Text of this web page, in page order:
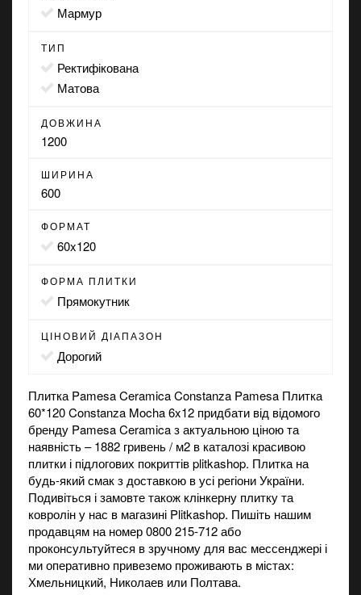
мармур
ТИП
ректифікована
матова
ДОВЖИНА
1200
ШИРИНА
600
ФОРМАТ
60x120
ФОРМА ПЛИТКИ
прямокутник
ЦІНОВИЙ ДІАПАЗОН
Дорогий
Плитка Pamesa Ceramica Constanza Pamesa Плитка
60*120 Constanza Mocha 6x12 придбати від відомого
бренду Pamesa Ceramica з актуальною ціною та
наявність – 1882 гривень / м2 в каталозі красивою
плитки і підлогових покриттів plitkashop. Плитка на
будь-який смак з доставкою в усі регіони України.
Подивіться і замовте також клінкерну плиткута
ковроліну нас в магазині Plitkashop. Пишіть нашим
продавцям на номер 0800 215-712 або
проконсультуйтеся в зручному для вас мессенджері і
ми оперативно привеземо проживають в містах:
Хмельницкий, Николаев или Полтава.